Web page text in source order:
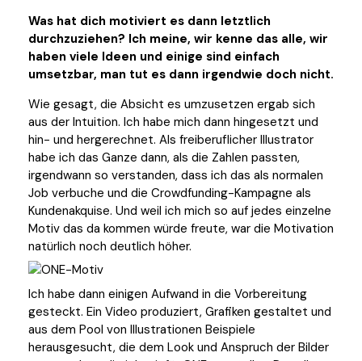
Was hat dich motiviert es dann letztlich
durchzuziehen? Ich meine, wir kenne das alle, wir
haben viele Ideen und einige sind einfach
umsetzbar, man tut es dann irgendwie doch nicht.
Wie gesagt, die Absicht es umzusetzen ergab sich
aus der Intuition. Ich habe mich dann hingesetzt und
hin- und hergerechnet. Als freiberuflicher Illustrator
habe ich das Ganze dann, als die Zahlen passten,
irgendwann so verstanden, dass ich das als normalen
Job verbuche und die Crowdfunding-Kampagne als
Kundenakquise. Und weil ich mich so auf jedes einzelne
Motiv das da kommen würde freute, war die Motivation
natürlich noch deutlich höher.
Ich habe dann einigen Aufwand in die Vorbereitung
gesteckt. Ein Video produziert, Grafiken gestaltet und
aus dem Pool von Illustrationen Beispiele
herausgesucht, die dem Look und Anspruch der Bilder